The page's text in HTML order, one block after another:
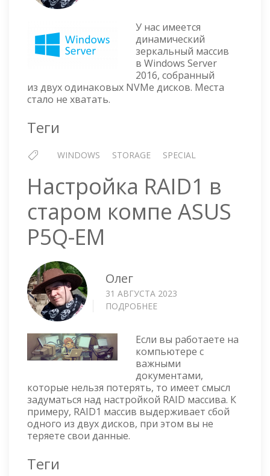
МЕНЯЕМ
NVME
ДИСКИ
ДИНАМИЧЕСКОГО
МАССИВА
НА
У нас имеется
динамический
зеркальный массив
в Windows Server
2016, собранный
из двух одинаковых NVMe дисков. Места
стало не хватать.
Теги
WINDOWS STORAGE SPECIAL
Настройка RAID1 в
старом компе ASUS
P5Q-EM
Олег
31 АВГУСТА 2023
ПОДРОБНЕЕ
В
СТАРОМ
КОМПЕ
ASUS
P5Q-
EM
Если вы работаете на
компьютере с
важными
документами,
которые нельзя потерять, то имеет смысл
задуматься над настройкой RAID массива. К
примеру, RAID1 массив выдерживает сбой
одного из двух дисков, при этом вы не
теряете свои данные.
Теги